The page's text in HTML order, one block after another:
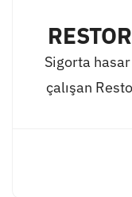
Sigorta
çalışan